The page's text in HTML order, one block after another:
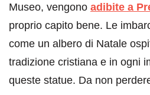
Museo, vengono adibite a
proprio capito bene. Le
come un albero di Natale
tradizione cristiana e in ogni
queste statue. Da non